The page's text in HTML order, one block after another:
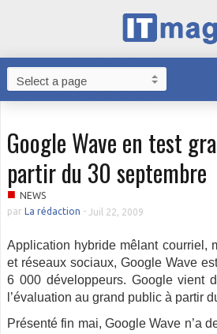
Google Wave en test
partir du 30 septembre
■ NEWS
par La rédaction - Juil 22, 2009
Application hybride mêlant courriel,
et réseaux sociaux, Google Wave
6 000 développeurs. Google vient
l’évaluation au grand public à partir
Présenté fin mai, Google Wave n’a